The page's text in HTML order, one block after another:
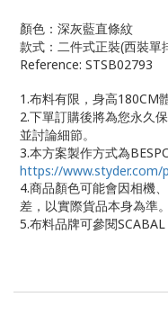
顏色：深灰藍直條紋
款式：二件式正裝(西裝單
Reference: STSB02793
1.布料有限，身高180CM
2.下單訂購後將為您永久
並討論細節。
3.本方案製作方式為
https://www.styder.com/
4.商品顏色可能會因相機
差，以實際貨品本身為準。
5.布料品牌可參閱SCABAL